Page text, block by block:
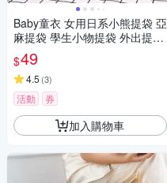
Baby童衣 女用日系小熊提袋 亞
麻提袋 學生小物提袋 外出提袋
11704
$49
4.5 (3)
活動 券
加入購物車